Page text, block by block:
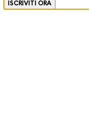
ISCRIVITI ORA